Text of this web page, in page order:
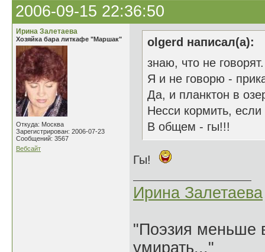
2006-09-15 22:36:50
Ирина Залетаева
Хозяйка бара литкафе "Маршак"
Откуда: Москва
Зарегистрирован: 2006-07-23
Сообщений: 3567
Вебсайт
olgerd написал(а):
знаю, что не говорят.
Я и не говорю -
Да, и планктон в
Несси кормить,
В общем - гы!!!
Гы!
Ирина Залетаева
"Поэзия меньше
умирать..."